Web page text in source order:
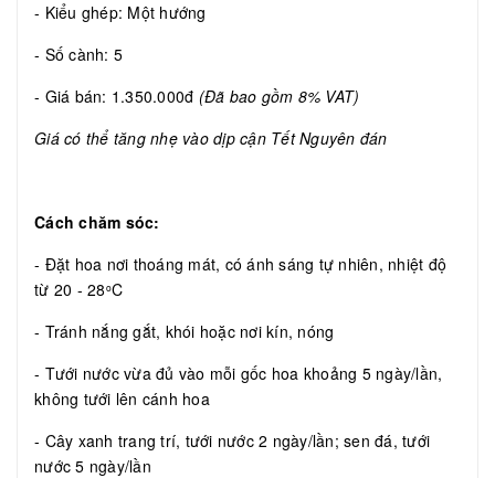
- Kiểu ghép: Một hướng
- Số cành: 5
- Giá bán: 1.350.000đ (Đã bao gồm 8% VAT)
Giá có thể tăng nhẹ vào dịp cận Tết Nguyên đán
Cách chăm sóc:
- Đặt hoa nơi thoáng mát, có ánh sáng tự nhiên, nhiệt độ
từ 20 - 28oC
- Tránh nắng gắt, khói hoặc nơi kín, nóng
- Tưới nước vừa đủ vào mỗi gốc hoa khoảng 5 ngày/lần,
không tưới lên cánh hoa
- Cây xanh trang trí, tưới nước 2 ngày/lần; sen đá, tưới
nước 5 ngày/lần